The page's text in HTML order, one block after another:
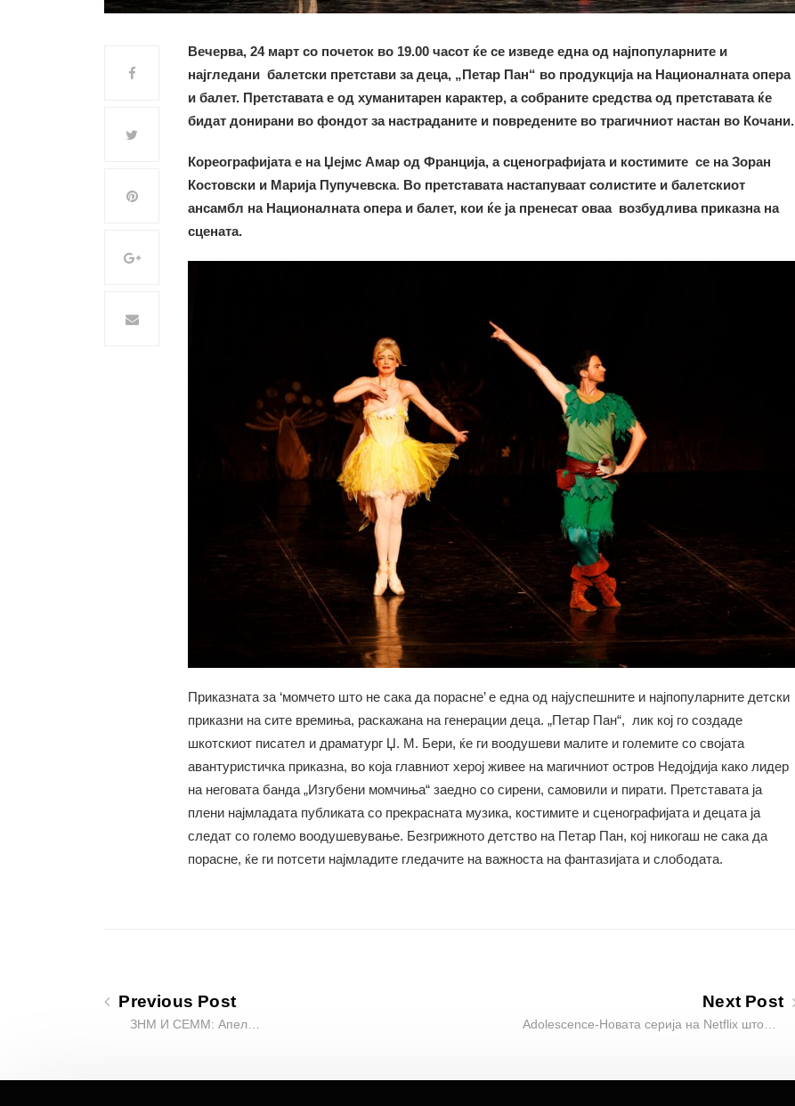
Вечерва, 24 март со почеток во 19.00 часот ќе се изведе една од најпопуларните и
најгледани балетски претстави за деца, „Петар Пан“ во продукција на Националната опера
и балет. Претставата е од хуманитарен карактер, a собранитe средства од претставата ќе
бидат донирани во фондот за настраданите и повредените во трагичниот настан во Кочани.
Кореографијата е на Џејмс Амар од Франција, а сценографијата и костимите се на Зоран
Костовски и Марија Пупучевска. Во претставата настапуваат солистите и балетскиот
ансамбл на Националната опера и балет, кои ќе ја пренесат оваа возбудлива приказна на
сцената.
Приказната за ‘момчето што не сака да порасне’ е една од најуспешните и најпопуларните детски
приказни на сите времиња, раскажана на генерации деца. „Петар Пан“, лик кој го создаде
шкотскиот писател и драматург Џ. М. Бери, ќе ги воодушеви малите и големите со својата
авантуристичка приказна, во која главниот херој живее на магичниот остров Недојдија како лидер
на неговата банда „Изгубени момчиња“ заедно со сирени, самовили и пирати. Претставата ја
плени најмладата публиката со прекрасната музика, костимите и сценографијата и децата ја
следат со големо воодушевување. Безгрижното детство на Петар Пан, кој никогаш не сака да
порасне, ќе ги потсети најмладите гледачите на важноста на фантазијата и слободата.
Previous Post
ЗНМ И СЕММ: Апел…
Next Post
Adolescence-Новата серија на Netflix што…